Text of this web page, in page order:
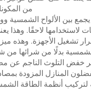
من
بين الألواح الشمسية
لاستخدامها لاحقًا.
تشغيل الأجهزة. وهذه
بدلًا من شرائها من
خفض التلوث الناجم عن
المنازل المزودة
لتركيب أنظمة الطاقة